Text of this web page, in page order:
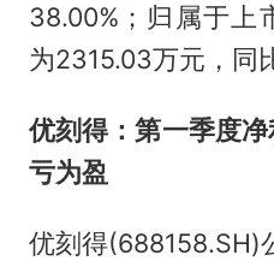
38.00%；归属于上
为2315.03万元，同
优刻得：第一季度
亏为盈
优刻得(688158.SH)